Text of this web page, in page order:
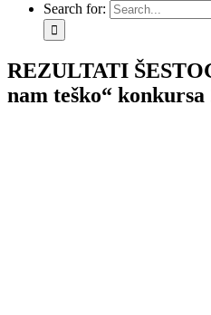
Search for:
REZULTATI
nam teško“ konkursa